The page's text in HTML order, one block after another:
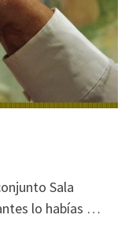
Sala
lo habías …